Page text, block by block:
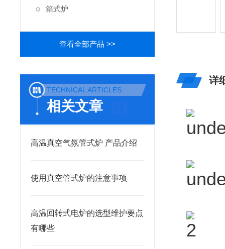
箱式炉
查看全部产品 >>
TECHNICAL ARTICLES
相关文章
高温真空气氛管式炉 产品介绍
使用真空管式炉的注意事项
高温回转式电炉的选型维护要点
有哪些
详